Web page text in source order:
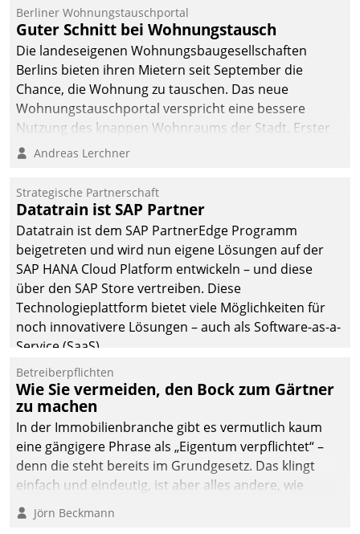
Berliner Wohnungstauschportal
Guter Schnitt bei Wohnungstausch
Die landeseigenen Wohnungsbaugesellschaften
Berlins bieten ihren Mietern seit September die
Chance, die Wohnung zu tauschen. Das neue
Wohnungstauschportal verspricht eine bessere
Nutzung des knappen Wohnraums der Stadt. Erster
Anwendungsfall für Datatrains Lösung API-Hub mit
Unternehmen.
Andreas Lerchner
Strategische Partnerschaft
Datatrain ist SAP Partner
Datatrain ist dem SAP PartnerEdge Programm
beigetreten und wird nun eigene Lösungen auf der
SAP HANA Cloud Platform entwickeln – und diese
über den SAP Store vertreiben. Diese
Technologieplattform bietet viele Möglichkeiten für
noch innovativere Lösungen – auch als Software-as-a-
Service (SaaS).
Betreiberpflichten
Wie Sie vermeiden, den Bock zum Gärtner
zu machen
In der Immobilienbranche gibt es vermutlich kaum
eine gängigere Phrase als „Eigentum verpflichtet“ –
denn die steht bereits im Grundgesetz. Das klingt
einfach und eindeutig, ist aber alles andere, wie
Branchenbeschäftigte wissen. Denn mit der
Verantwortung folgen Verpflichtungen.
Jörn Beckmann